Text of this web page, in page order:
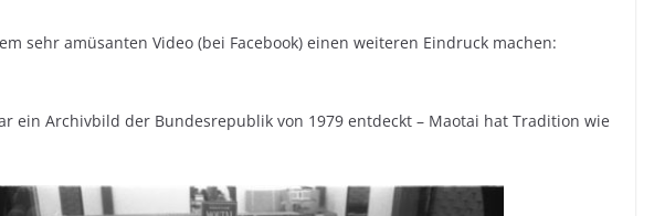
sehr amüsanten Video (bei Facebook) einen weiteren Eindruck machen:
ein Archivbild der Bundesrepublik von 1979 entdeckt – Maotai hat Tradition wie